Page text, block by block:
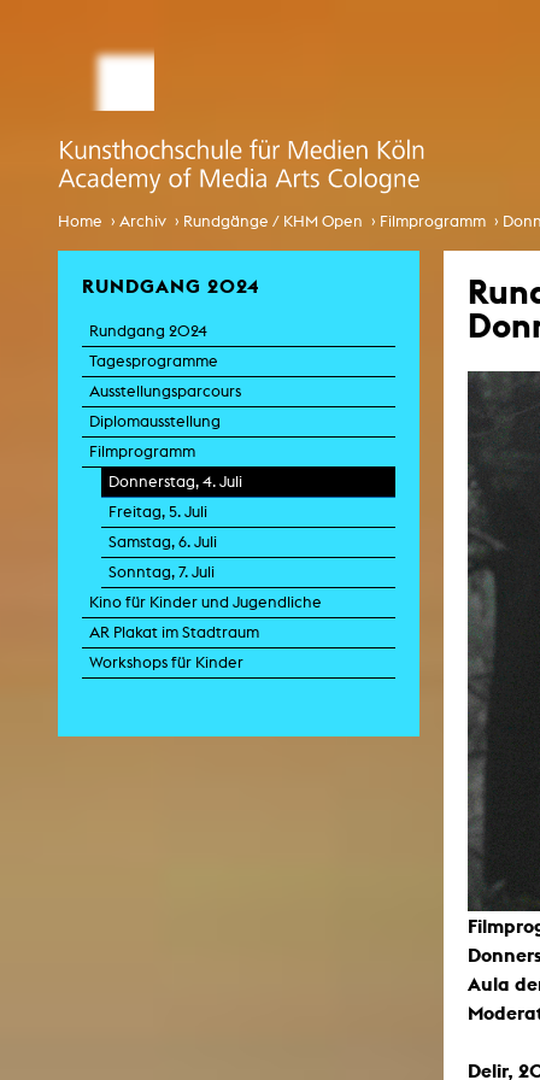
Home › Archiv › Rundgänge / KHM Open › Filmprogramm ›
Aula
Delir,
RUNDGANG 2024
Rundgang 2024
Tagesprogramme
Ausstellungsparcours
Diplomausstellung
Filmprogramm
Donnerstag, 4. Juli
Freitag, 5. Juli
Samstag, 6. Juli
Sonntag, 7. Juli
Kino für Kinder und Jugendliche
AR Plakat im Stadtraum
Workshops für Kinder
Studienbüro
Bewerbung
Infotag an der KHM
Internationales
EcoSenda
Vorlesungsverzeichnis